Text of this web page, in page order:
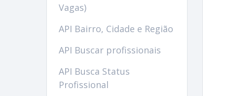
Vagas)
API Bairro, Cidade e Região
API Buscar profissionais
API Busca Status
Profissional